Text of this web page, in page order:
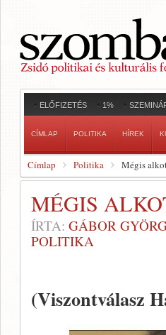
ELŐFIZETÉS 1%
CÍMLAP POLITIKA HÍREK
Címlap Politika Mégis
MÉGIS
ÍRTA: GÁBOR
POLITIKA
(Viszontválasz